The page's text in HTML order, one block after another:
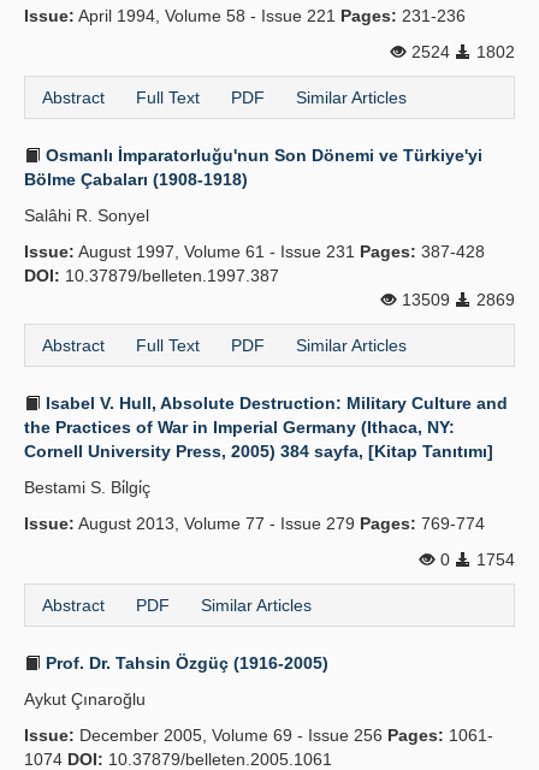
Issue: April 1994, Volume 58 - Issue 221 Pages: 231-236
2524
1802
Abstract Full Text PDF Similar Articles
Osmanlı İmparatorluğu'nun Son Dönemi ve Türkiye'yi
Bölme Çabaları (1908-1918)
Salâhi R. Sonyel
Issue: August 1997, Volume 61 - Issue 231 Pages: 387-428
DOI: 10.37879/belleten.1997.387
13509
2869
Abstract Full Text PDF Similar Articles
Isabel V. Hull, Absolute Destruction: Military Culture and
the Practices of War in Imperial Germany (Ithaca, NY:
Cornell University Press, 2005) 384 sayfa, [Kitap Tanıtımı]
Bestami S. Bi̇lgi̇ç
Issue: August 2013, Volume 77 - Issue 279 Pages: 769-774
0
1754
Abstract PDF Similar Articles
Prof. Dr. Tahsin Özgüç (1916-2005)
Aykut Çınaroğlu
Issue: December 2005, Volume 69 - Issue 256 Pages: 1061-
1074 DOI: 10.37879/belleten.2005.1061